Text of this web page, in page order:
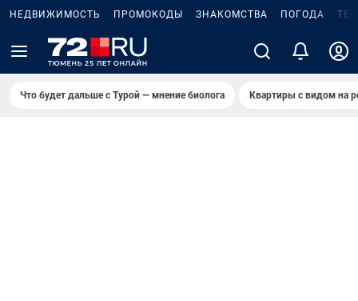
НЕДВИЖИМОСТЬ ПРОМОКОДЫ ЗНАКОМСТВА ПОГОДА
Что будет дальше с Турой — мнение биолога Квартиры с видом на